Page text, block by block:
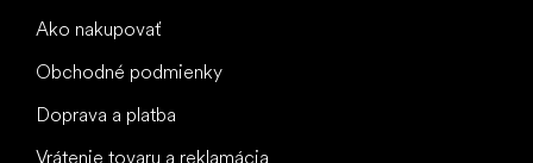
Ako nakupovať
Obchodné podmienky
Doprava a platba
Vrátenie tovaru a reklamácia